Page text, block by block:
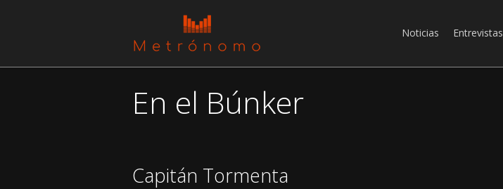
Noticias Entrevistas
En el Búnker
Capitán Tormenta